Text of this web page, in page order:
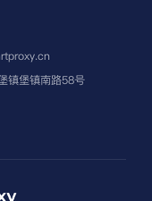
镇堡镇南路58号